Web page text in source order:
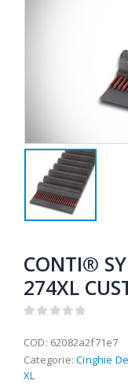
CONTI®
274XL
COD: 62082a2f71e7
Categorie:Cinghie
XL